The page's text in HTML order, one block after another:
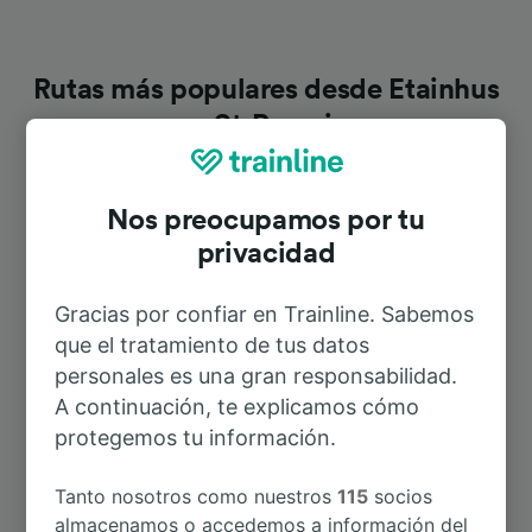
Rutas más populares desde Etainhus
—St-Romain
A Bréauté—Beuzeville
A Dieppe
A Le Havre 10min
A Le Havre Graville 22min
Nos preocupamos por tu
privacidad
Gracias por confiar en Trainline. Sabemos
que el tratamiento de tus datos
personales es una gran responsabilidad.
A continuación, te explicamos cómo
protegemos tu información.
Tanto nosotros como nuestros115 socios
almacenamos o accedemos a información del